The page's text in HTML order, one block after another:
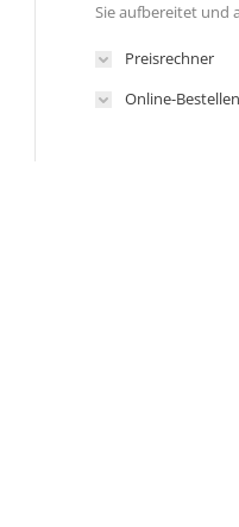
Sie aufbereitet und
Preisrechner
Online-Bestellen